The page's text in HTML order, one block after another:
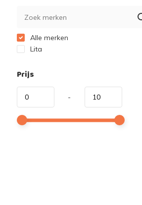
Alle merken
Lita
Prijs
-